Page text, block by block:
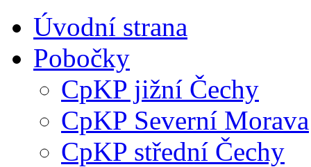
Úvodní strana
Pobočky
CpKP jižní Čechy
CpKP Severní Morava
CpKP střední Čechy